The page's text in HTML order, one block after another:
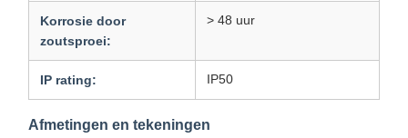
Korrosie door
zoutsproei:
> 48 uur
IP rating: IP50
Afmetingen en tekeningen